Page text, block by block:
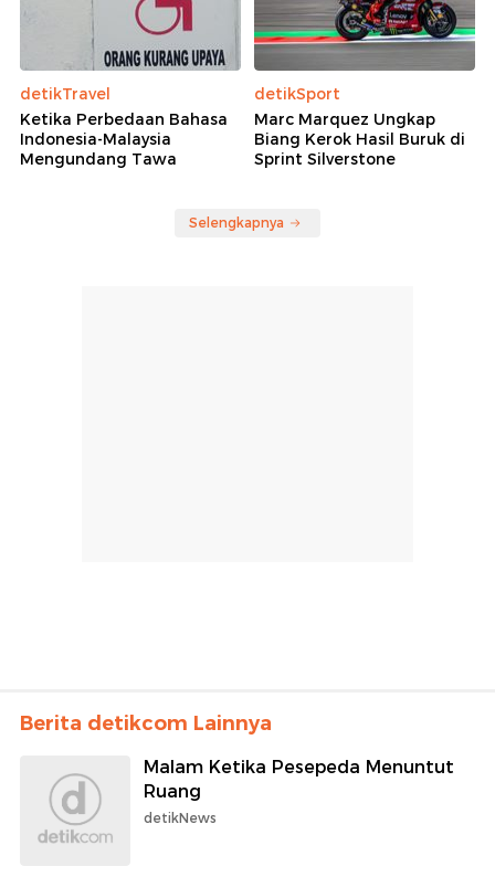
detikTravel
Ketika Perbedaan Bahasa
Indonesia-Malaysia
Mengundang Tawa
detikSport
Marc Marquez Ungkap
Biang Kerok Hasil Buruk di
Sprint Silverstone
Selengkapnya
Berita detikcom Lainnya
Malam Ketika Pesepeda Menuntut
Ruang
detikNews